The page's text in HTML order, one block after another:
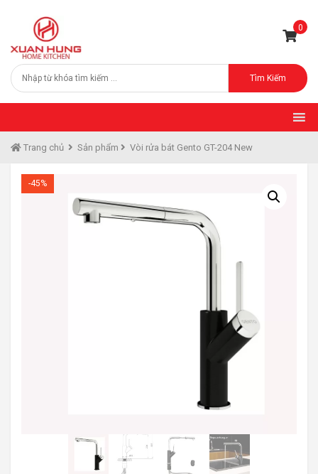
0
Tìm Kiếm
Trang chủ Sản phẩm Vòi rửa bát Gento GT-204 New
-45%